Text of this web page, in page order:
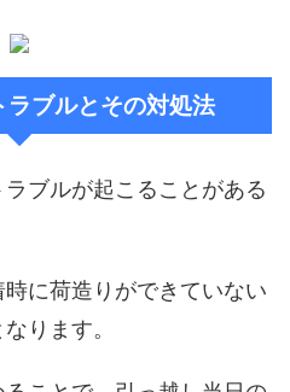
ブルとその対処法
ブルが起こることがある
に荷造りができていない
ります。